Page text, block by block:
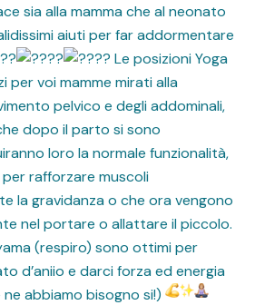
sia alla mamma che al neonato
aiuti per far addormentare
Le posizioni Yoga
per voi mamme mirati alla
pelvico e degli addominali,
dopo il parto si sono
loro la normale funzionalità,
rafforzare muscoli
la gravidanza o che ora vengono
nel portare o allattare il piccolo.
(respiro) sono ottimi per
d’aniio e darci forza ed energia
abbiamo bisogno si!)